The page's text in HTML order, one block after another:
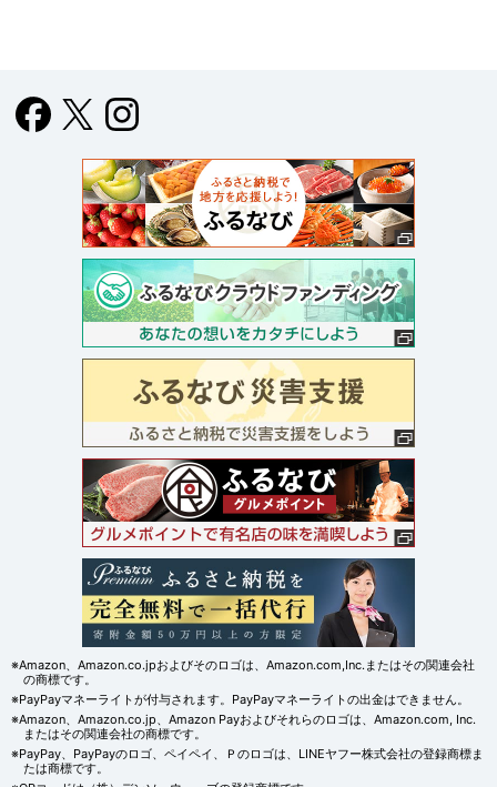
※Amazon、Amazon.co.jpおよびそのロゴは、Amazon.com,Inc.またはその関連会社
の商標です。
※PayPayマネーライトが付与されます。PayPayマネーライトの出金はできません。
※Amazon、Amazon.co.jp、Amazon Payおよびそれらのロゴは、Amazon.com, Inc.
またはその関連会社の商標です。
※PayPay、PayPayのロゴ、ペイペイ、Ｐのロゴは、LINEヤフー株式会社の登録商標ま
たは商標です。